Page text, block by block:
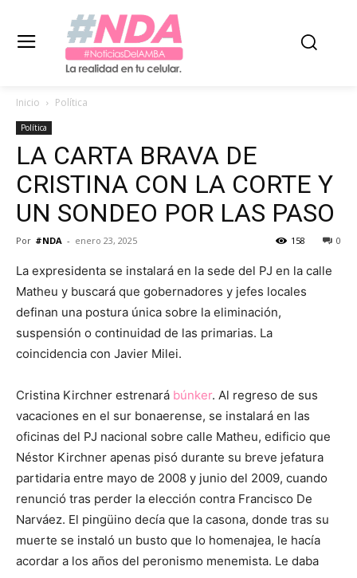
Inicio Política
Política
LA CARTA BRAVA DE
CRISTINA CON LA CORTE Y
UN SONDEO POR LAS PASO
Por #NDA - enero 23, 2025 0
158
La expresidenta se instalará en la sede del PJ en la calle
Matheu y buscará que gobernadores y jefes locales
definan una postura única sobre la eliminación,
suspensión o continuidad de las primarias. La
coincidencia con Javier Milei.
Cristina Kirchner estrenará búnker. Al regreso de sus
vacaciones en el sur bonaerense, se instalará en las
oficinas del PJ nacional sobre calle Matheu, edificio que
Néstor Kirchner apenas pisó durante su breve jefatura
partidaria entre mayo de 2008 y junio del 2009, cuando
renunció tras perder la elección contra Francisco De
Narváez. El pingüino decía que la casona, donde tras su
muerte se instaló un busto que lo homenajea, le hacía
acordar a los años del peronismo menemista. Le daba